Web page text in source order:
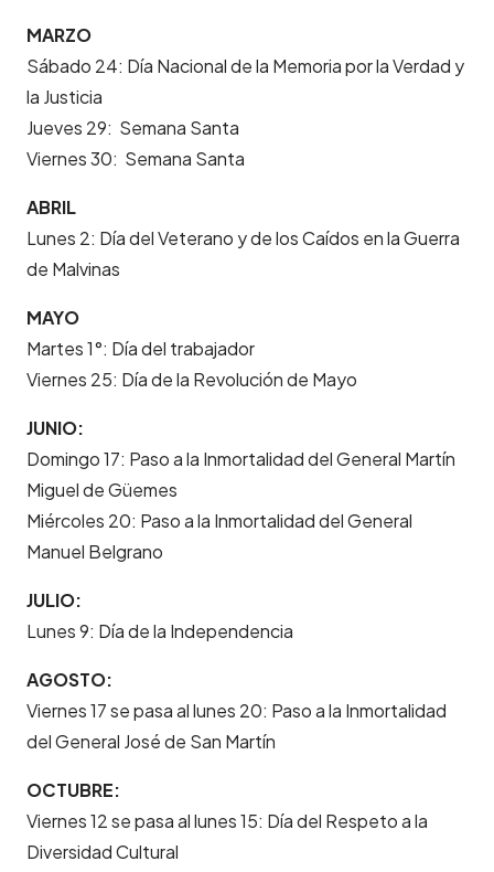
MARZO
Sábado 24: Día Nacional de la Memoria por la Verdad y
la Justicia
Jueves 29: Semana Santa
Viernes 30: Semana Santa
ABRIL
Lunes 2: Día del Veterano y de los Caídos en la Guerra
de Malvinas
MAYO
Martes 1°: Día del trabajador
Viernes 25: Día de la Revolución de Mayo
JUNIO:
Domingo 17: Paso a la Inmortalidad del General Martín
Miguel de Güemes
Miércoles 20: Paso a la Inmortalidad del General
Manuel Belgrano
JULIO:
Lunes 9: Día de la Independencia
AGOSTO:
Viernes 17 se pasa al lunes 20: Paso a la Inmortalidad
del General José de San Martín
OCTUBRE:
Viernes 12 se pasa al lunes 15: Día del Respeto a la
Diversidad Cultural